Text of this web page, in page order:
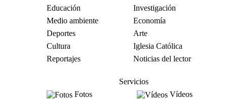
Educación
Investigación
Medio ambiente
Economía
Deportes
Arte
Cultura
Iglesia Católica
Reportajes
Noticias del lector
Servicios
Fotos
Vídeos